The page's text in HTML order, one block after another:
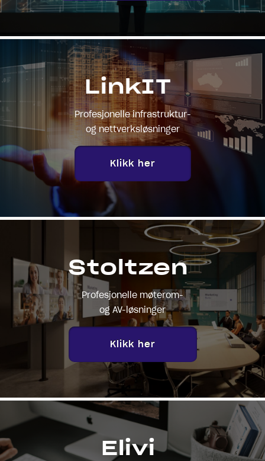
LinkIT
Profesjonelle infrastruktur-
og nettverksløsninger
Klikk her
Stoltzen
Profesjonelle møterom-
og AV-løsninger
Klikk her
Elivi